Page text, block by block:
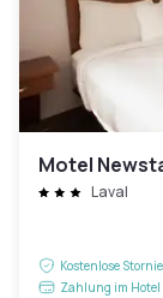
Motel
Laval
Kostenlose
Zahlung im Hotel